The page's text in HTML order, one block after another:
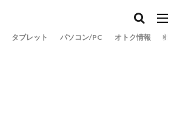
タブレット パソコン/PC オトク情報 旅